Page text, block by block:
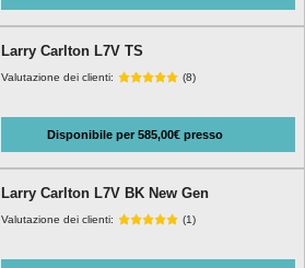
Larry Carlton L7V TS
Valutazione dei clienti: (8)
Disponibile per 585,00€ presso
Larry Carlton L7V BK New Gen
Valutazione dei clienti: (1)